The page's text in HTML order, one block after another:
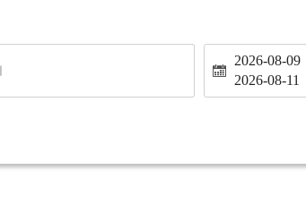
2026-08-09
2026-08-11